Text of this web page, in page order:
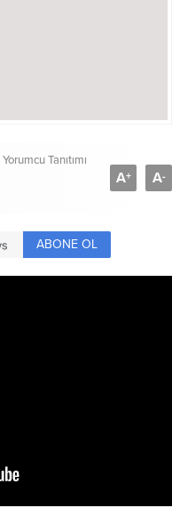
Yorumcu Tanıtımı
A+ A-
ABONE OL